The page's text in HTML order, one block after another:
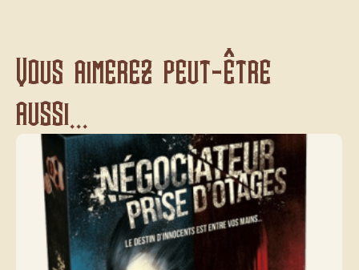
Vous aimerez peut-être
aussi...